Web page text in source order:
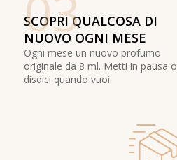
SCOPRI QUALCOSA DI
NUOVO OGNI MESE
Ogni mese un nuovo profumo
originale da 8 ml. Metti in pausa o
disdici quando vuoi.